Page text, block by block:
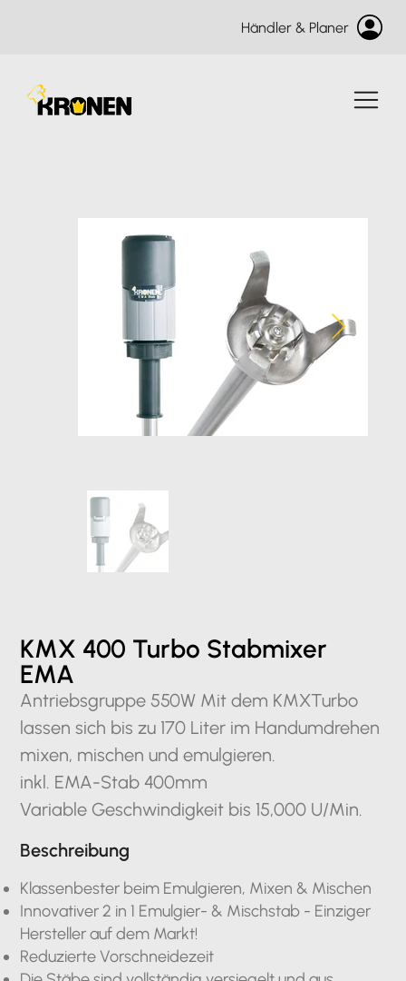
Händler & Planer
KMX 400 Turbo Stabmixer
EMA
Antriebsgruppe 550W Mit dem KMXTurbo
lassen sich bis zu 170 Liter im Handumdrehen
mixen, mischen und emulgieren.
inkl. EMA-Stab 400mm
Variable Geschwindigkeit bis 15,000 U/Min.
Beschreibung
Klassenbester beim Emulgieren, Mixen & Mischen
Innovativer 2 in 1 Emulgier- & Mischstab - Einziger
Hersteller auf dem Markt!
Reduzierte Vorschneidezeit